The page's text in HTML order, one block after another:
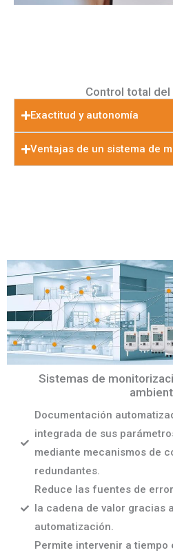
Control total del
Exactitud y autonomía
Ventajas de un sistema de
Sistemas de
Documentación
integrada de sus
mediante mecanismos de
redundantes.
Reduce las fuentes de
la cadena de valor gracias
automatización.
Permite intervenir a tiempo